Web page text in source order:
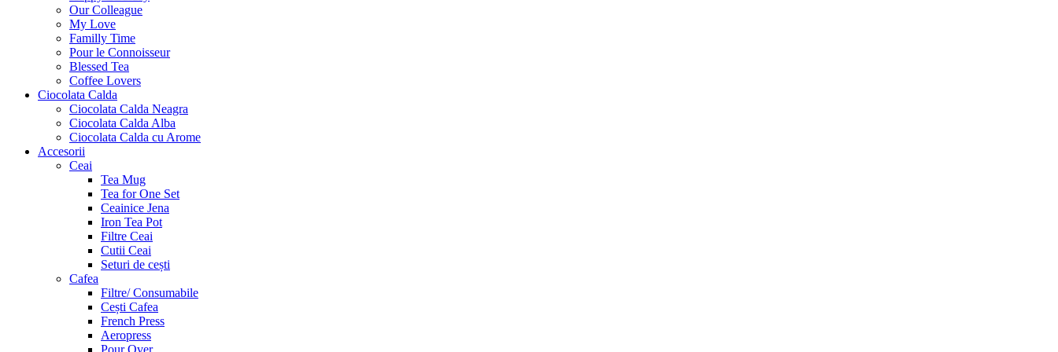
Our Colleague
My Love
Familly Time
Pour le Connoisseur
Blessed Tea
Coffee Lovers
Ciocolata Calda
Ciocolata Calda Neagra
Ciocolata Calda Alba
Ciocolata Calda cu Arome
Accesorii
Ceai
Tea Mug
Tea for One Set
Ceainice Jena
Iron Tea Pot
Filtre Ceai
Cutii Ceai
Seturi de cești
Cafea
Filtre/ Consumabile
Cești Cafea
French Press
Aeropress
Pour Over